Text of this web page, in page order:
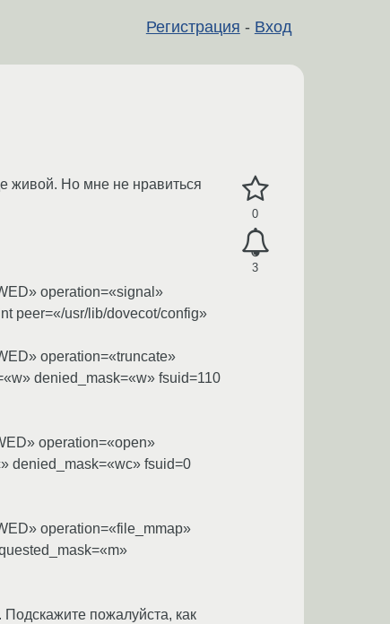
Регистрация - Вход
0
3
живой. Но мне не нравиться
operation=«signal»
peer=«/usr/lib/dovecot/config»
operation=«truncate»
denied_mask=«w» fsuid=110
operation=«open»
denied_mask=«wc» fsuid=0
operation=«file_mmap»
пожалуйста, как